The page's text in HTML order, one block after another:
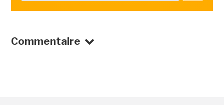
Commentaire